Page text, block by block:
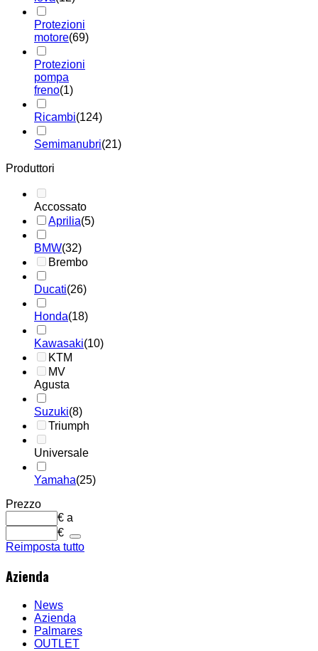
Protezioni
motore(69)
Protezioni
pompa
freno(1)
Ricambi(124)
Semimanubri(21)
Produttori
Accossato
Aprilia(5)
BMW(32)
Brembo
Ducati(26)
Honda(18)
Kawasaki(10)
KTM
MV
Agusta
Suzuki(8)
Triumph
Universale
Yamaha(25)
Prezzo
€ a
€
Reimposta tutto
Azienda
News
Azienda
Palmares
OUTLET